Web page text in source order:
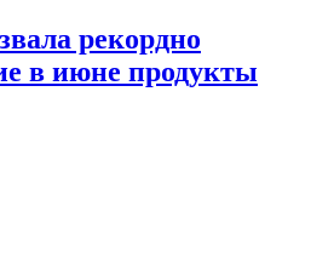
рекордно
в июне продукты